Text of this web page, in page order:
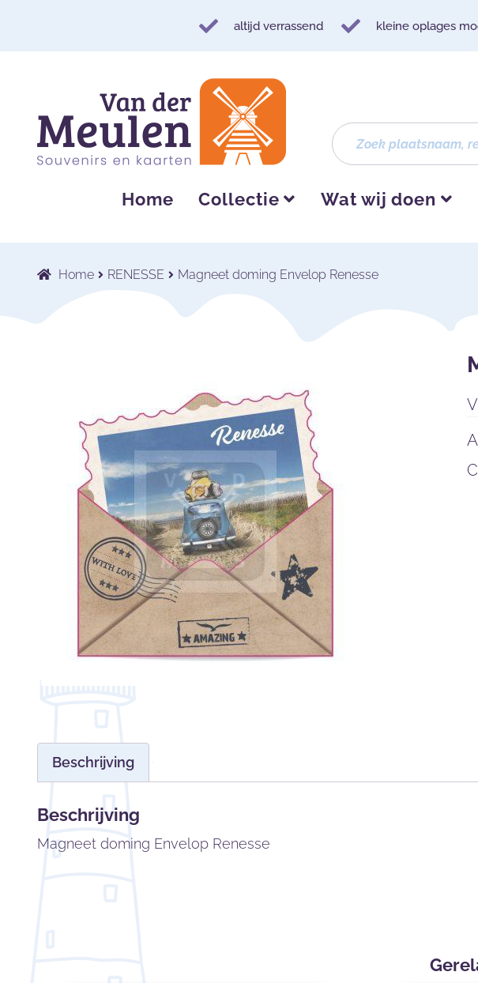
altijd verrassend kleine oplages
navigatie
inhoud
Home Collectie Wat wij doen
Home RENESSE Magneet doming Envelop Renesse
Beschrijving
Beschrijving
Magneet doming Envelop Renesse